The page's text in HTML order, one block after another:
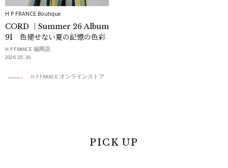
H.P.FRANCE Boutique
CORD ｜Summer 26 Album
91 色褪せない夏の記憶の色彩
H.P.FRANCE 福岡店
2026.05.30
H.P.FRANCE オンラインストア
PICK UP